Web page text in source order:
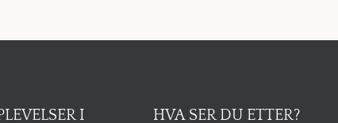
I
HVA SER DU ETTER?